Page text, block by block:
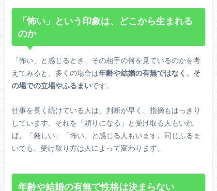
「怖い」という印象は、どこから生まれる
のか
「怖い」と感じるとき、その相手の何を見ているのかを考
えてみると、多くの場合は年齢や結婚の有無ではなく、そ
の場での立場やふるまいです。
仕事を長く続けている人は、判断が早く、指摘もはっきり
しています。それを「頼りになる」と受け取る人もいれ
ば、「厳しい」「怖い」と感じる人もいます。同じふるま
いでも、受け取り方は人によって変わります。
年齢や結婚の有無で性格は決まらない